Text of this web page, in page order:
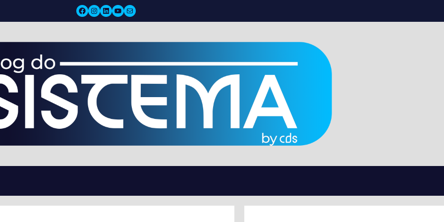
Facebook
Instagram
LinkedIn
YouTube
Mail